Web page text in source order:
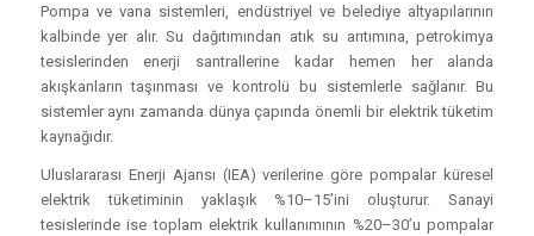
Pompa ve vana sistemleri, endüstriyel ve belediye altyapılarının
kalbinde yer alır. Su dağıtımından atık su arıtımına, petrokimya
tesislerinden enerji santrallerine kadar hemen her alanda
akışkanların taşınması ve kontrolü bu sistemlerle sağlanır. Bu
sistemler aynı zamanda dünya çapında önemli bir elektrik tüketim
kaynağıdır.
Uluslararası Enerji Ajansı (IEA) verilerine göre pompalar küresel
elektrik tüketiminin yaklaşık %10–15’ini oluşturur. Sanayi
tesislerinde ise toplam elektrik kullanımının %20–30’u pompalar